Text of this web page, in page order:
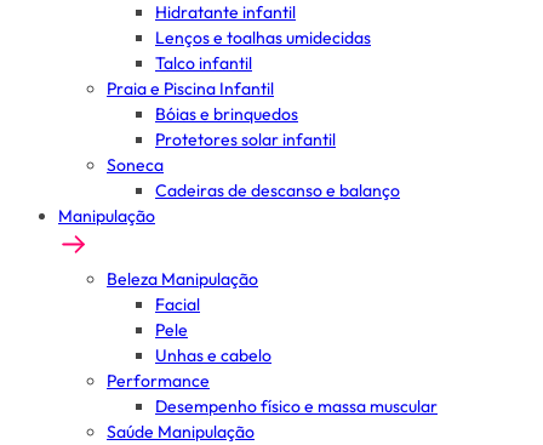
Hidratante infantil
Lenços e toalhas umidecidas
Talco infantil
Praia e Piscina Infantil
Bóias e brinquedos
Protetores solar infantil
Soneca
Cadeiras de descanso e balanço
Manipulação
Beleza Manipulação
Facial
Pele
Unhas e cabelo
Performance
Desempenho físico e massa muscular
Saúde Manipulação